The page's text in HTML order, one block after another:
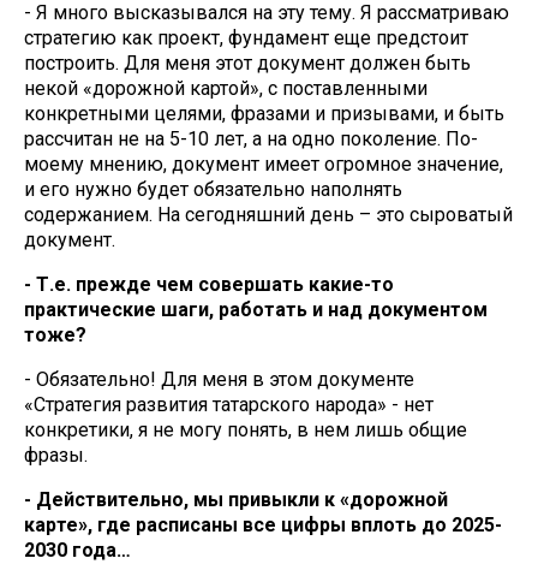
- Я много высказывался на эту тему. Я рассматриваю
стратегию как проект, фундамент еще предстоит
построить. Для меня этот документ должен быть
некой «дорожной картой», с поставленными
конкретными целями, фразами и призывами, и быть
рассчитан не на 5-10 лет, а на одно поколение. По-
моему мнению, документ имеет огромное значение,
и его нужно будет обязательно наполнять
содержанием. На сегодняшний день – это сыроватый
документ.
- Т.е. прежде чем совершать какие-то
практические шаги, работать и над документом
тоже?
- Обязательно! Для меня в этом документе
«Стратегия развития татарского народа» - нет
конкретики, я не могу понять, в нем лишь общие
фразы.
- Действительно, мы привыкли к «дорожной
карте», где расписаны все цифры вплоть до 2025-
2030 года…